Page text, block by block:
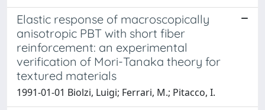
Elastic response of macroscopically
anisotropic PBT with short fiber
reinforcement: an experimental
verification of Mori-Tanaka theory for
textured materials
1991-01-01 Biolzi, Luigi; Ferrari, M.; Pitacco, I.